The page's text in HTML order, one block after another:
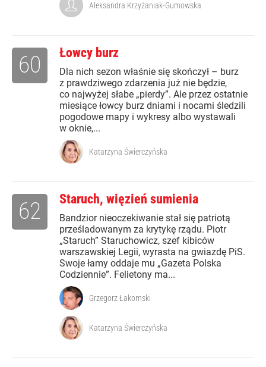
Aleksandra Krzyżaniak-Gumowska
Łowcy burz
Dla nich sezon właśnie się skończył – burz
z prawdziwego zdarzenia już nie będzie,
co najwyżej słabe „pierdy”. Ale przez ostatnie
miesiące łowcy burz dniami i nocami śledzili
pogodowe mapy i wykresy albo wystawali
w oknie,...
60
Katarzyna Świerczyńska
Staruch, więzień sumienia
Bandzior nieoczekiwanie stał się patriotą
prześladowanym za krytykę rządu. Piotr
„Staruch” Staruchowicz, szef kibiców
warszawskiej Legii, wyrasta na gwiazdę PiS.
Swoje łamy oddaje mu „Gazeta Polska
Codziennie”. Felietony ma...
62
Grzegorz Łakomski
Katarzyna Świerczyńska